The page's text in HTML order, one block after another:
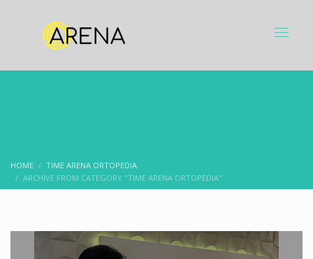
HOME
TIME ARENA ORTOPEDIA
ARCHIVE FROM CATEGORY "TIME ARENA ORTOPEDIA"